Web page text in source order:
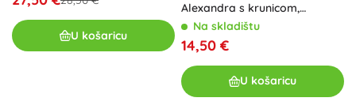
U košaricu
Alexandra s krunicom,
svijetloružičasta
Na skladištu
14,50 €
U košaricu